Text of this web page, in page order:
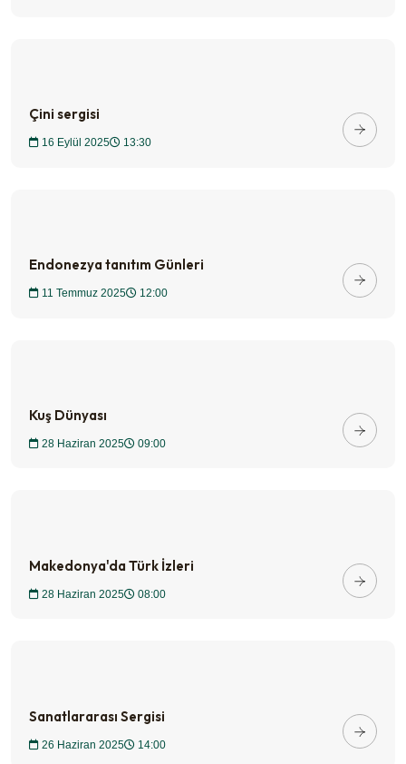
Çini sergisi
16 Eylül 2025 13:30
Endonezya tanıtım Günleri
11 Temmuz 2025 12:00
Kuş Dünyası
28 Haziran 2025 09:00
Makedonya'da Türk İzleri
28 Haziran 2025 08:00
Sanatlararası Sergisi
26 Haziran 2025 14:00